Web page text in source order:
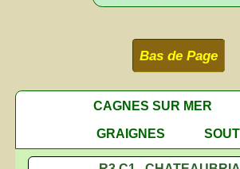
Bas de Page
CAGNES SUR MER
GRAIGNES